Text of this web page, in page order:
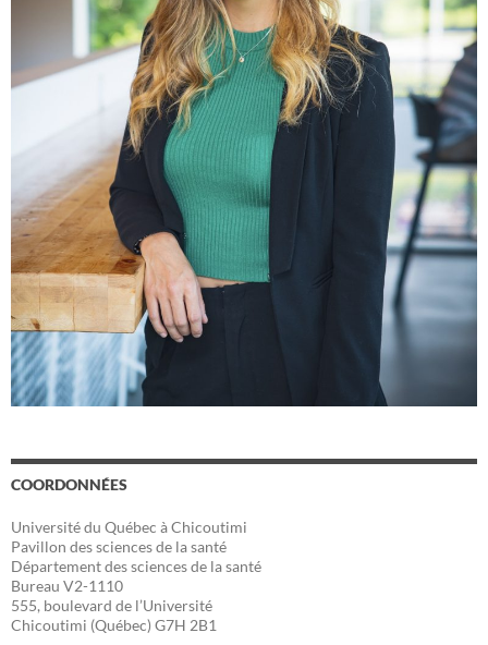
COORDONNÉES
Université du Québec à Chicoutimi
Pavillon des sciences de la santé
Département des sciences de la santé
Bureau V2-1110
555, boulevard de l’Université
Chicoutimi (Québec) G7H 2B1